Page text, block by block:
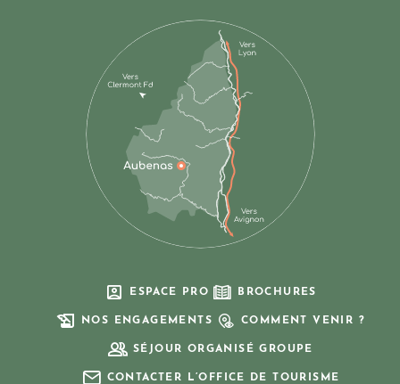
ESPACE PRO BROCHURES
NOS ENGAGEMENTS COMMENT VENIR ?
SÉJOUR ORGANISÉ GROUPE
CONTACTER L’OFFICE DE TOURISME